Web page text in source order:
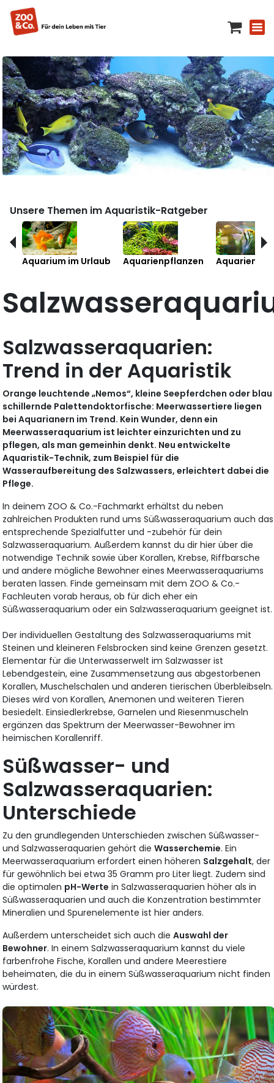
Unsere Themen im Aquaristik-Ratgeber
Aquarium im Urlaub Aquarienpflanzen
Salzwasseraquarien:
Trend in der Aquaristik
Orange leuchtende „Nemos“, kleine Seepferdchen oder blau
schillernde Palettendoktorfische: Meerwassertiere liegen
bei Aquarianern im Trend. Kein Wunder, denn ein
Meerwasseraquarium ist leichter einzurichten und zu
pflegen, als man gemeinhin denkt. Neu entwickelte
Aquaristik-Technik, zum Beispiel für die
Wasseraufbereitung des Salzwassers, erleichtert dabei die
Pflege.
In deinem ZOO & Co.-Fachmarkt erhältst du neben
zahlreichen Produkten rund ums Süßwasseraquarium auch das
entsprechende Spezialfutter und -zubehör für dein
Salzwasseraquarium. Außerdem kannst du dir hier über die
notwendige Technik sowie über Korallen, Krebse, Riffbarsche
und andere mögliche Bewohner eines Meerwasseraquariums
beraten lassen. Finde gemeinsam mit dem ZOO & Co.-
Fachleuten vorab heraus, ob für dich eher ein
Süßwasseraquarium oder ein Salzwasseraquarium geeignet ist.
Der individuellen Gestaltung des Salzwasseraquariums mit
Steinen und kleineren Felsbrocken sind keine Grenzen gesetzt.
Elementar für die Unterwasserwelt im Salzwasser ist
Lebendgestein, eine Zusammensetzung aus abgestorbenen
Korallen, Muschelschalen und anderen tierischen Überbleibseln.
Dieses wird von Korallen, Anemonen und weiteren Tieren
besiedelt. Einsiedlerkrebse, Garnelen und Riesenmuscheln
ergänzen das Spektrum der Meerwasser-Bewohner im
heimischen Korallenriff.
Süßwasser- und
Salzwasseraquarien:
Unterschiede
Zu den grundlegenden Unterschieden zwischen Süßwasser-
und Salzwasseraquarien gehört dieWasserchemie. Ein
Meerwasseraquarium erfordert einen höheren Salzgehalt, der
für gewöhnlich bei etwa 35 Gramm pro Liter liegt. Zudem sind
die optimalen pH-Werte in Salzwasseraquarien höher als in
Süßwasseraquarien und auch die Konzentration bestimmter
Mineralien und Spurenelemente ist hier anders.
Außerdem unterscheidet sich auch dieAuswahl der
Bewohner. In einem Salzwasseraquarium kannst du viele
farbenfrohe Fische, Korallen und andere Meerestiere
beheimaten, die du in einem Süßwasseraquarium nicht finden
würdest.